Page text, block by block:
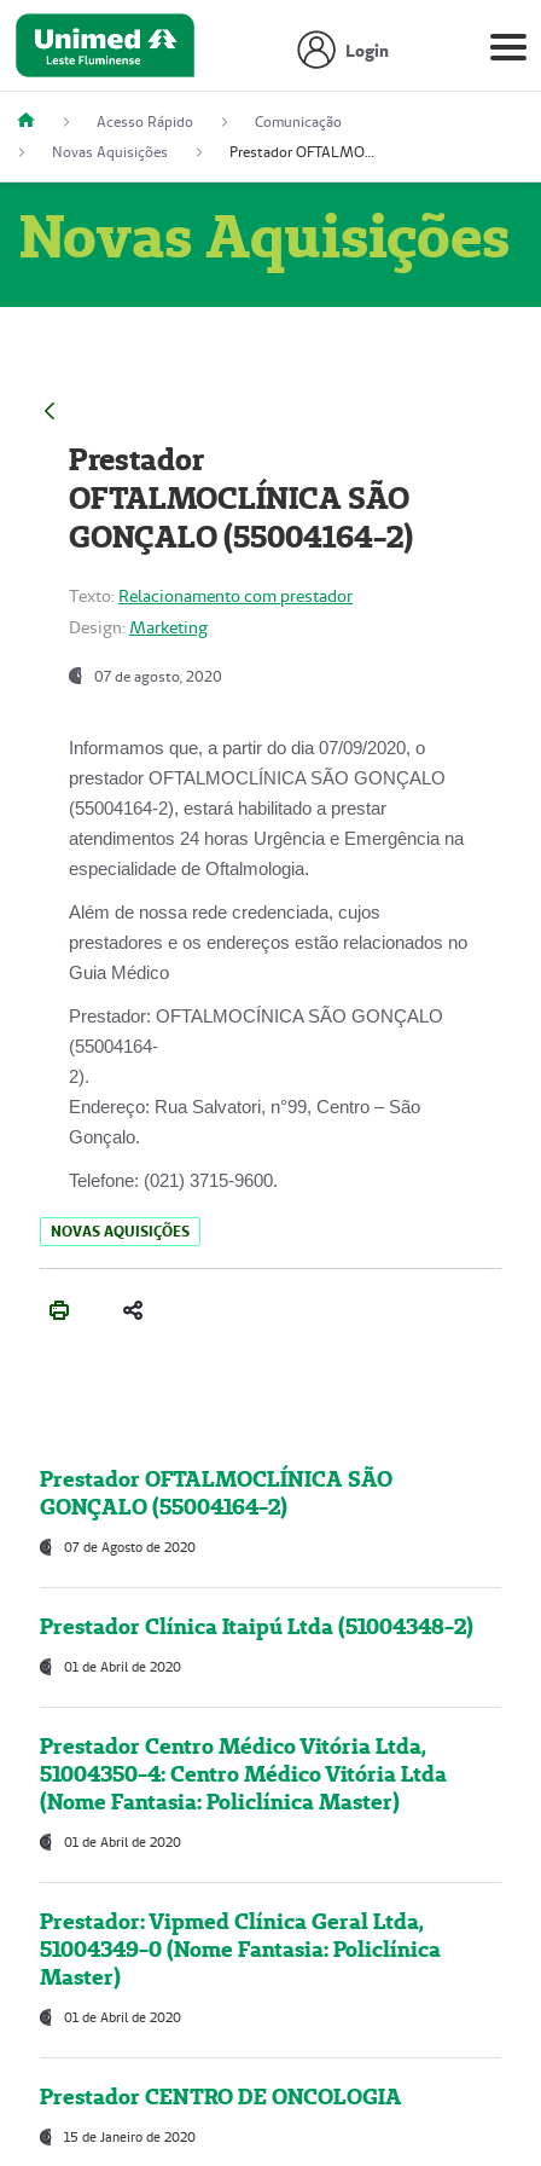
Login
Acesso Rápido
Comunicação
Novas Aquisições
Prestador OFTALMOCLÍNICA SÃO GONÇALO (55004164-2)
Novas Aquisições
Prestador
OFTALMOCLÍNICA SÃO
GONÇALO (55004164-2)
Texto: Relacionamento com prestador
Design: Marketing
07 de agosto, 2020
Informamos que, a partir do dia07/09/2020, o
prestador OFTALMOCLÍNICA SÃO GONÇALO
(55004164-2), estará habilitado a prestar
atendimentos 24 horas Urgência e Emergência na
especialidade de Oftalmologia.
Além de nossa rede credenciada, cujos
prestadores e os endereços estão relacionados no
Guia Médico
Prestador: OFTALMOCÍNICA SÃO GONÇALO
(55004164-
2).
Endereço: Rua Salvatori, n°99, Centro – São
Gonçalo.
Telefone: (021) 3715-9600.
NOVAS AQUISIÇÕES
Prestador OFTALMOCLÍNICA SÃO
GONÇALO (55004164-2)
07 de Agosto de 2020
Prestador Clínica Itaipú Ltda (51004348-2)
01 de Abril de 2020
Prestador Centro Médico Vitória Ltda,
51004350-4: Centro Médico Vitória Ltda
(Nome Fantasia: Policlínica Master)
01 de Abril de 2020
Prestador: Vipmed Clínica Geral Ltda,
51004349-0 (Nome Fantasia: Policlínica
Master)
01 de Abril de 2020
Prestador CENTRO DE ONCOLOGIA
15 de Janeiro de 2020